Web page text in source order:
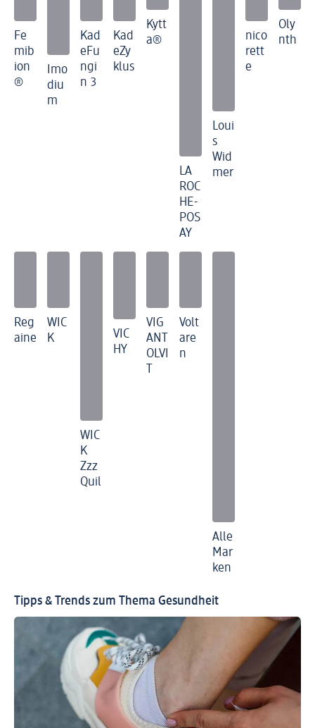
Fe
mib
ion
®
Imo
diu
m
Kad
eFu
ngi
n 3
Kad
eZy
klus
Kytt
a®
LA
ROC
HE-
POS
AY
Loui
s
Wid
mer
nico
rett
e
Oly
nth
Reg
aine
WIC
K
WIC
K
Zzz
Quil
VIC
HY
VIG
ANT
OLVI
Volt
are
n
Alle
Mar
ken
Tipps & Trends zum Thema Gesundheit